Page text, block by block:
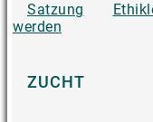
Satzung
werden
ZUCHT